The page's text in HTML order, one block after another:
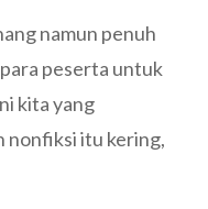
namun penuh
peserta untuk
kita yang
nonfiksi itu kering,